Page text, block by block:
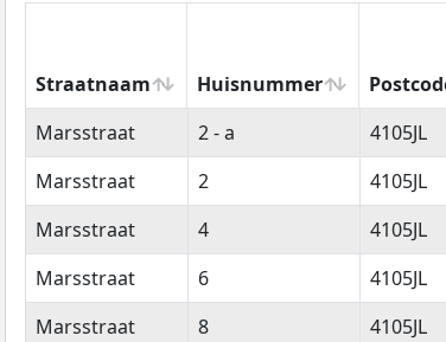
Straatnaam Huisnummer
Straatnaam
Huisnummer Postcode
Marsstraat 2 - a 4105JL
Marsstraat
2 4105JL
Marsstraat
4 4105JL
Marsstraat
6 4105JL
Marsstraat
8 4105JL